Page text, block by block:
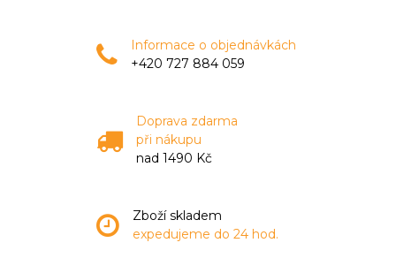
Informace o objednávkách
+420 727 884 059
Doprava zdarma
při nákupu
nad 1490 Kč
Zboží skladem
expedujeme do 24 hod.